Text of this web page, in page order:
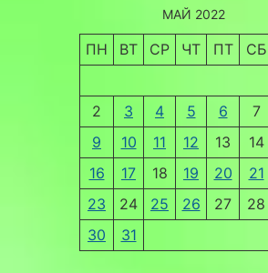
МАЙ 2022
ПН ВТ СР ЧТ ПТ СБ
2
3 4 5 6 7
9
10 11 12 13 14
16
17 18 19 20 21
23
24 25 26 27 28
30
31